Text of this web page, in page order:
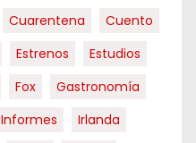
Cuarentena
Cuento
Estrenos
Estudios
Fox
Gastronomía
Informes
Irlanda